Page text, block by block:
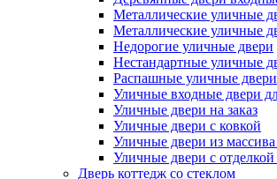
Металлические уличные
Металлические уличные
Недорогие уличные двери
Нестандартные уличные
Распашные уличные двери
Уличные входные двери
Уличные двери на заказ
Уличные двери с ковкой
Уличные двери из массива
Уличные двери с
Дверь коттедж со стеклом